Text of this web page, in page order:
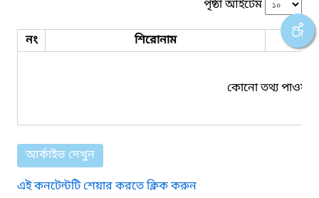
পৃষ্ঠা আইটেম
নং শিরোনাম ফাইল
কোনো তথ্য পাওয়া
আর্কাইভ দেখুন
এই কনটেন্টটি শেয়ার করতে ক্লিক করুন